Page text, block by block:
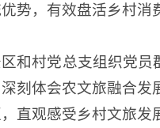
势，有效盘活乡村
和村党总支组织党
刻体会农文旅融合
直观感受乡村文旅